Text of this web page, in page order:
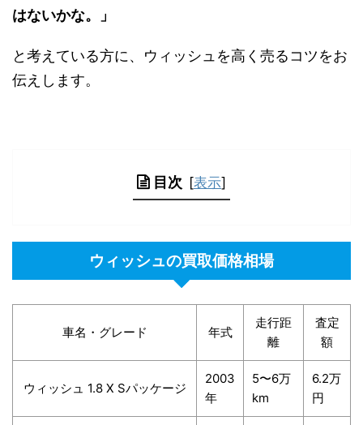
はないかな。」
と考えている方に、ウィッシュを高く売るコツをお
伝えします。
目次 [表示]
ウィッシュの買取価格相場
車名・グレード 年式
走行距
離
査定
額
ウィッシュ 1.8 X Sパッケージ
2003
年
5〜6万
km
6.2万
円